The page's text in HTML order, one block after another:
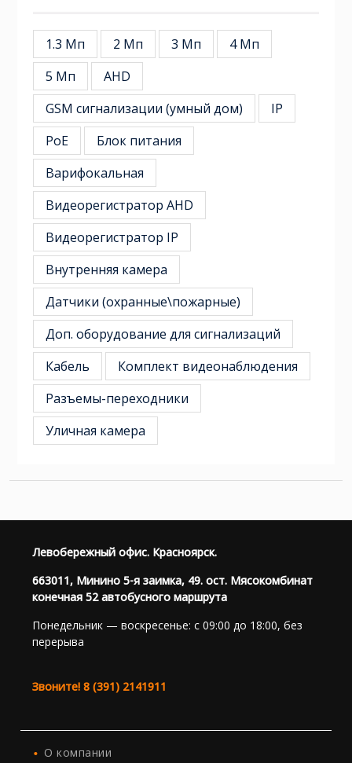
1.3 Мп 2 Мп 3 Мп
4 Мп
5 Мп
AHD
GSM сигнализации (умный дом)
IP
PoE
Блок питания
Варифокальная
Видеорегистратор AHD
Видеорегистратор IP
Внутренняя камера
Датчики (охранные\пожарные)
Доп. оборудование для сигнализаций
Кабель
Комплект видеонаблюдения
Разъемы-переходники
Уличная камера
Левобережный офис. Красноярск.
663011, Минино 5-я заимка, 49. ост. Мясокомбинат
конечная 52 автобусного маршрута
Понедельник — воскресенье: с 09:00 до 18:00, без
перерыва
Звоните! 8 (391) 2141911
О компании